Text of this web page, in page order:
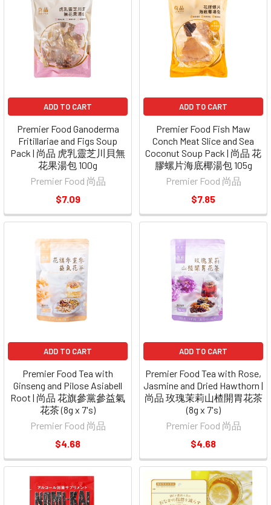
ADD TO CART
Premier Food Ganoderma
Fritillariae and Figs Soup
Pack | 尚品 虎乳靈芝川貝無
花果湯包 100g
Premier Food 尚品
$7.09
ADD TO CART
Premier Food Fish Maw
Conch Meat Slice and Sea
Coconut Soup Pack | 尚品 花
膠螺片海底椰湯包 105g
Premier Food 尚品
$7.85
ADD TO CART
Premier Food Tea with
Ginseng and Pilose Asiabell
Root | 尚品 花旗參黨參益氣
花茶 (8g x 7's)
Premier Food 尚品
$4.68
ADD TO CART
Premier Food Tea with Rose,
Jasmine and Dried Hawthorn |
尚品 玫瑰茉莉山楂開胃花茶
(8g x 7's)
Premier Food 尚品
$4.68